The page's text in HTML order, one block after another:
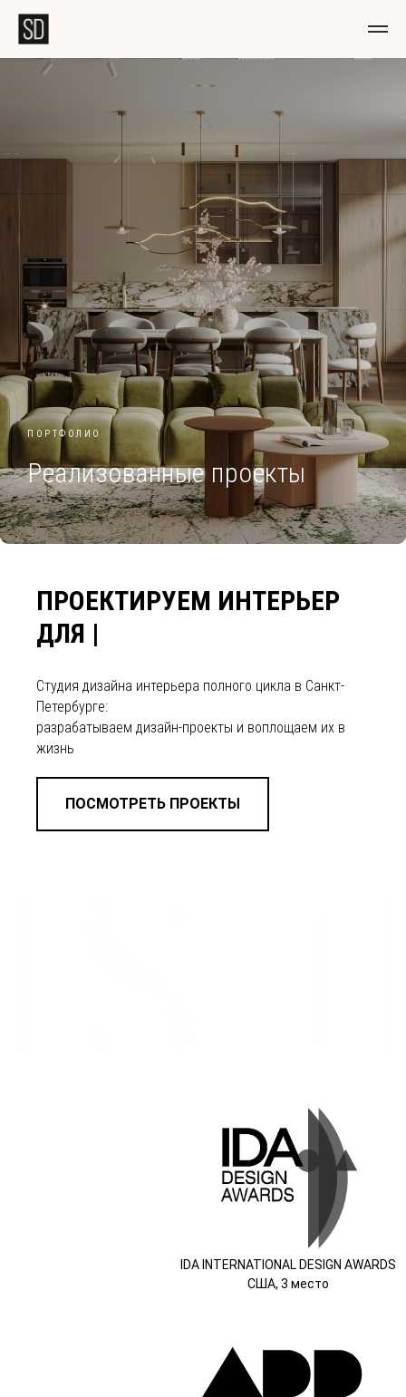
ПОРТФОЛИО
Реализованные проекты
ПРОЕКТИРУЕМ ИНТЕРЬЕР
ДЛЯ |
Студия дизайна интерьера полного цикла в Санкт-
Петербурге:
разрабатываем дизайн-проекты и воплощаем их в
жизнь
ПОСМОТРЕТЬ ПРОЕКТЫ
IDA INTERNATIONAL DESIGN AWARDS
США, 3 место